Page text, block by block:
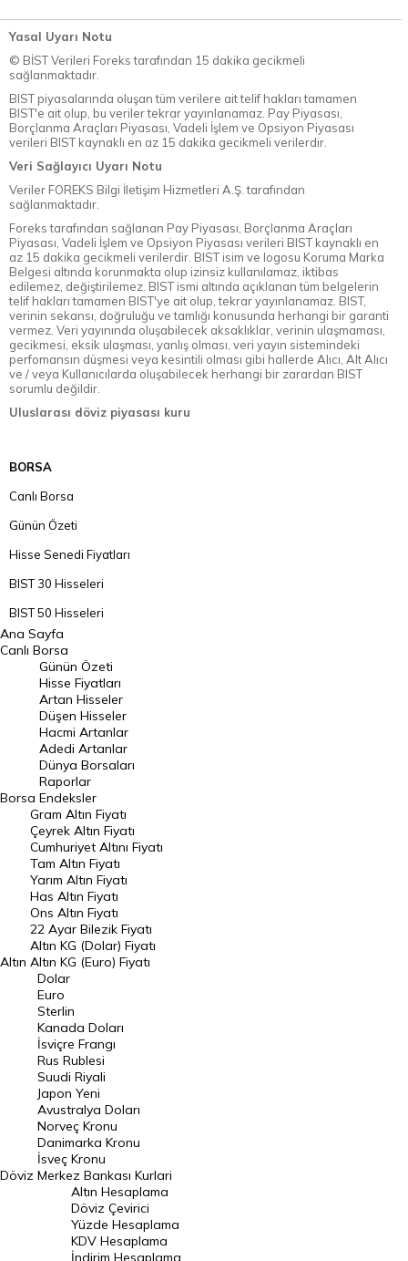
Yasal Uyarı Notu
© BİST Verileri Foreks tarafından 15 dakika gecikmeli
sağlanmaktadır.
BIST piyasalarında oluşan tüm verilere ait telif hakları tamamen
BIST'e ait olup, bu veriler tekrar yayınlanamaz. Pay Piyasası,
Borçlanma Araçları Piyasası, Vadeli İşlem ve Opsiyon Piyasası
verileri BIST kaynaklı en az 15 dakika gecikmeli verilerdir.
Veri Sağlayıcı Uyarı Notu
Veriler FOREKS Bilgi İletişim Hizmetleri A.Ş. tarafından
sağlanmaktadır.
Foreks tarafından sağlanan Pay Piyasası, Borçlanma Araçları
Piyasası, Vadeli İşlem ve Opsiyon Piyasası verileri BIST kaynaklı en
az 15 dakika gecikmeli verilerdir. BIST isim ve logosu Koruma Marka
Belgesi altında korunmakta olup izinsiz kullanılamaz, iktibas
edilemez, değiştirilemez. BIST ismi altında açıklanan tüm belgelerin
telif hakları tamamen BIST'ye ait olup, tekrar yayınlanamaz. BIST,
verinin sekansı, doğruluğu ve tamlığı konusunda herhangi bir garanti
vermez. Veri yayınında oluşabilecek aksaklıklar, verinin ulaşmaması,
gecikmesi, eksik ulaşması, yanlış olması, veri yayın sistemindeki
perfomansın düşmesi veya kesintili olması gibi hallerde Alıcı, Alt Alıcı
ve / veya Kullanıcılarda oluşabilecek herhangi bir zarardan BIST
sorumlu değildir.
Uluslarası döviz piyasası kuru
BORSA
Canlı Borsa
Günün Özeti
Hisse Senedi Fiyatları
BIST 30 Hisseleri
BIST 50 Hisseleri
BIST 100 Hisseleri
En Çok Artan Hisseler
En Çok Düşen Hisseler
Hacmi Artanlar
Geçmiş Kapanışlar
Dünya Borsaları
Raporlar
Endeksler
DÖVİZ
Döviz Kuru
Dolar Kuru
Euro Kuru
Pound Kuru
Frank Kuru
Riyal Kuru
Avustralya Doları
Danimarka Kronu Kuru
Kanada Doları Kuru
Norveç Kronu Kuru
İsveç Kronu Kuru
Japon Yeni Kuru
Ana Sayfa
Canlı Borsa
Borsa
Günün Özeti
Hisse Fiyatları
Artan Hisseler
Düşen Hisseler
Hacmi Artanlar
Adedi Artanlar
Dünya Borsaları
Raporlar
Endeksler
Altın
Gram Altın Fiyatı
Çeyrek Altın Fiyatı
Cumhuriyet Altını Fiyatı
Tam Altın Fiyatı
Yarım Altın Fiyatı
Has Altın Fiyatı
Ons Altın Fiyatı
22 Ayar Bilezik Fiyatı
Altın KG (Dolar) Fiyatı
Altın KG (Euro) Fiyatı
Döviz
Dolar
Euro
Sterlin
Kanada Doları
İsviçre Frangı
Rus Rublesi
Suudi Riyali
Japon Yeni
Avustralya Doları
Norveç Kronu
Danimarka Kronu
İsveç Kronu
Merkez Bankası Kurlari
Altın Hesaplama
Döviz Çevirici
Yüzde Hesaplama
KDV Hesaplama
İndirim Hesaplama